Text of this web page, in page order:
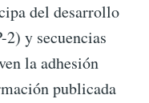
del desarrollo
y secuencias
la adhesión
publicada